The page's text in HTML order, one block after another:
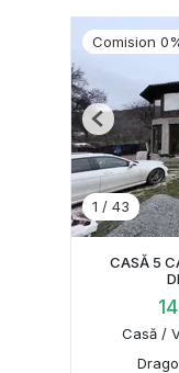
Comision
1 / 43
Previous
CASĂ 5
Casă /